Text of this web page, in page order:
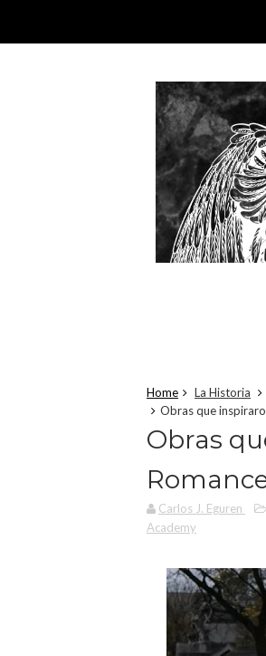
Home La Historia
Obras que
Obras
Carlos J. Eguren
Academy